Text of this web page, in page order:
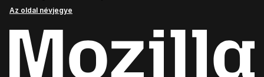
Az oldal névjegye